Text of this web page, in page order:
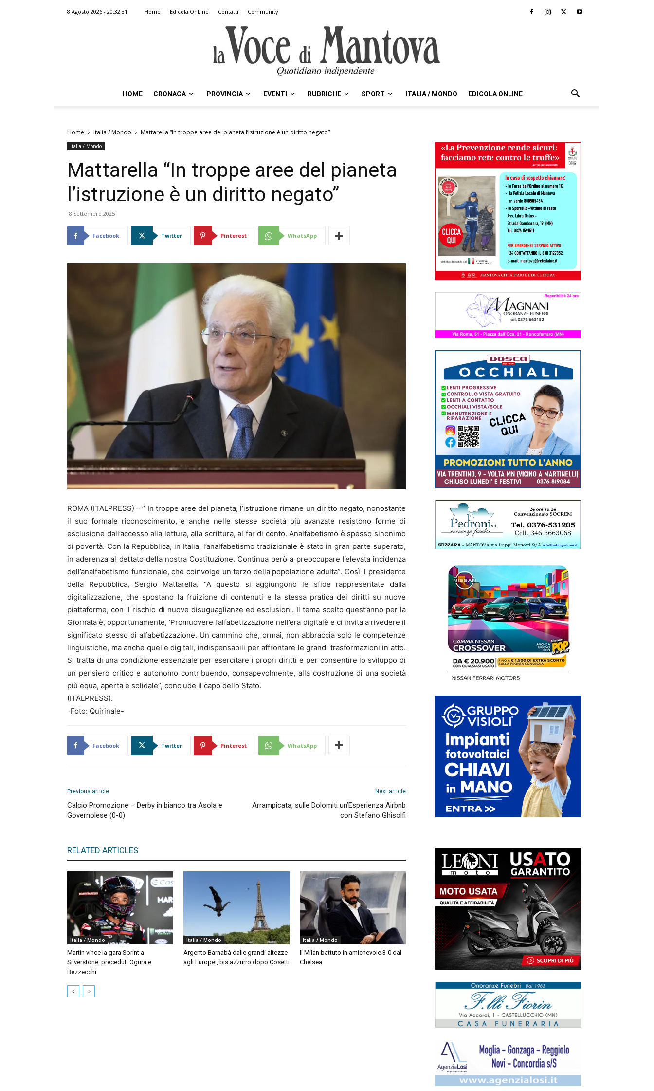
8 Agosto 2026 - 20:32:31 Home Edicola OnLine Contatti Community
Voce
HOME CRONACA PROVINCIA EVENTI RUBRICHE SPORT ITALIA / MONDO EDICOLA ONLINE
Home Italia / Mondo Mattarella “In troppe aree del pianeta l’istruzione è un diritto negato”
Italia / Mondo
Mattarella “In troppe aree del pianeta
l’istruzione è un diritto negato”
8 Settembre 2025
Facebook Twitter Pinterest WhatsApp
ROMA (ITALPRESS) – ” In troppe aree del pianeta, l’istruzione rimane un diritto negato, nonostante
il suo formale riconoscimento, e anche nelle stesse società più avanzate resistono forme di
esclusione dall’accesso alla lettura, alla scrittura, al far di conto. Analfabetismo è spesso sinonimo
di povertà. Con la Repubblica, in Italia, l’analfabetismo tradizionale è stato in gran parte superato,
in aderenza al dettato della nostra Costituzione. Continua però a preoccupare l’elevata incidenza
dell’analfabetismo funzionale, che coinvolge un terzo della popolazione adulta”. Così il presidente
della Repubblica, Sergio Mattarella. “A questo si aggiungono le sfide rappresentate dalla
digitalizzazione, che spostano la fruizione di contenuti e la stessa pratica dei diritti su nuove
piattaforme, con il rischio di nuove disuguaglianze ed esclusioni. Il tema scelto quest’anno per la
Giornata è, opportunamente, ‘Promuovere l’alfabetizzazione nell’era digitalè e ci invita a rivedere il
significato stesso di alfabetizzazione. Un cammino che, ormai, non abbraccia solo le competenze
linguistiche, ma anche quelle digitali, indispensabili per affrontare le grandi trasformazioni in atto.
Si tratta di una condizione essenziale per esercitare i propri diritti e per consentire lo sviluppo di
un pensiero critico e autonomo contribuendo, consapevolmente, alla costruzione di una società
più equa, aperta e solidale”, conclude il capo dello Stato.
(ITALPRESS).
-Foto: Quirinale-
Facebook Twitter Pinterest WhatsApp
Previous article
Calcio Promozione – Derby in bianco tra Asola e
Governolese (0-0)
Next article
Arrampicata, sulle Dolomiti un’Esperienza Airbnb
con Stefano Ghisolfi
RELATED ARTICLES
Italia / Mondo
Martin vince la gara Sprint a
Silverstone, preceduti Ogura e
Bezzecchi
Italia / Mondo
Argento Barnabà dalle grandi altezze
agli Europei, bis azzurro dopo Cosetti
Italia / Mondo
Il Milan battuto in amichevole 3-0 dal
Chelsea